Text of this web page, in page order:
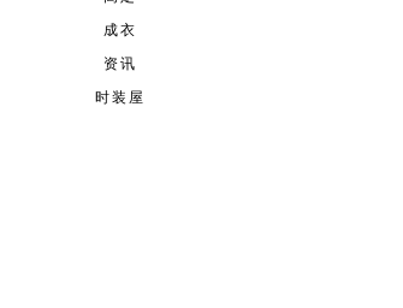
成衣
资讯
时装屋